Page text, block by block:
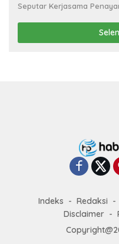
Seputar Kerjasama
Indeks Redaksi
Disclaimer